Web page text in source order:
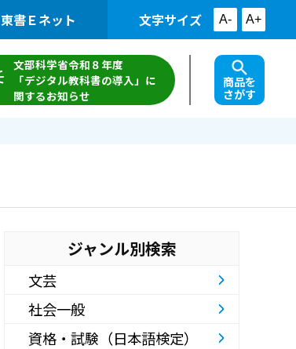
東書Ｅネット 文字サイズ A- A+
文部科学省令和８年度
「デジタル教科書の導入」に
関するお知らせ
商品を
さがす
ジャンル別検索
文芸
社会一般
資格・試験（日本語検定）